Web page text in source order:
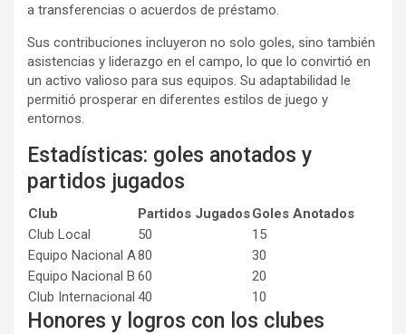
a transferencias o acuerdos de préstamo.
Sus contribuciones incluyeron no solo goles, sino también
asistencias y liderazgo en el campo, lo que lo convirtió en
un activo valioso para sus equipos. Su adaptabilidad le
permitió prosperar en diferentes estilos de juego y
entornos.
Estadísticas: goles anotados y
partidos jugados
Club Partidos JugadosGoles Anotados
Club Local
50
15
Equipo Nacional A80
30
Equipo Nacional B 60
20
Club Internacional 40 10
Honores y logros con los clubes